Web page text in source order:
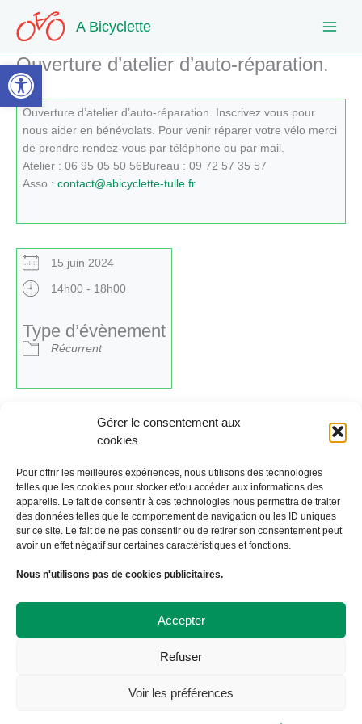
Ouvrir la barre d’outils
Gérer le consentement aux
cookies
Pour offrir les meilleures expériences, nous utilisons des technologies
telles que les cookies pour stocker et/ou accéder aux informations des
appareils. Le fait de consentir à ces technologies nous permettra de traiter
des données telles que le comportement de navigation ou les ID uniques
sur ce site. Le fait de ne pas consentir ou de retirer son consentement peut
avoir un effet négatif sur certaines caractéristiques et fonctions.
Nous n'utilisons pas de cookies publicitaires.
Accepter
Refuser
Voir les préférences
contenu
A Bicyclette
Ouverture d’atelier d’auto-réparation.
Ouverture d’atelier d’auto-réparation. Inscrivez vous pour
nous aider en bénévolats. Pour venir réparer votre vélo merci
de prendre rendez-vous par téléphone ou par mail.
Atelier : 06 95 05 50 56Bureau : 09 72 57 35 57
Asso : contact@abicyclette-tulle.fr
15 juin 2024
14h00 - 18h00
Type d’évènement
Récurrent
←Évènement précédent Évènement suivant→
108 avenue Victor Hugo
09 72 57 35 57
contact@abicyclette-tulle.fr
Copyright 2023 Association À Bicyclette
Politique de cookies